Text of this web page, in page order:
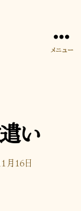
メニュー
い
月16日